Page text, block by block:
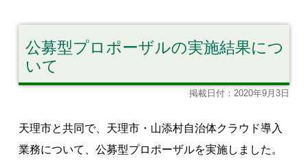
公募型プロポーザルの実施結果につ
いて
掲載日付：2020年9月3日
天理市と共同で、天理市・山添村自治体クラウド導入
業務について、公募型プロポーザルを実施しました。